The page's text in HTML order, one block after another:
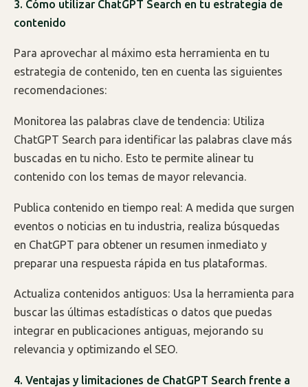
3. Cómo utilizar ChatGPT Search en tu estrategia de
contenido
Para aprovechar al máximo esta herramienta en tu
estrategia de contenido, ten en cuenta las siguientes
recomendaciones:
Monitorea las palabras clave de tendencia: Utiliza
ChatGPT Search para identificar las palabras clave más
buscadas en tu nicho. Esto te permite alinear tu
contenido con los temas de mayor relevancia.
Publica contenido en tiempo real: A medida que surgen
eventos o noticias en tu industria, realiza búsquedas
en ChatGPT para obtener un resumen inmediato y
preparar una respuesta rápida en tus plataformas.
Actualiza contenidos antiguos: Usa la herramienta para
buscar las últimas estadísticas o datos que puedas
integrar en publicaciones antiguas, mejorando su
relevancia y optimizando el SEO.
4. Ventajas y limitaciones de ChatGPT Search frente a